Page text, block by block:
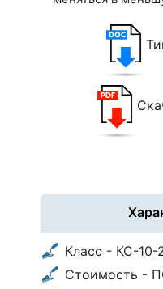
Класс - КС-10-
Стоимость -